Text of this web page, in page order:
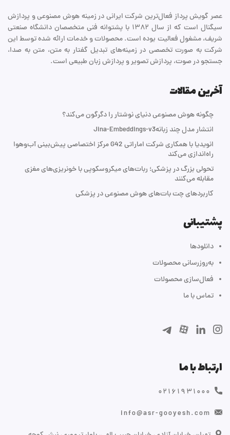
عصر گویش پرداز فعال‌ترین شرکت ایرانی در زمینه هوش مصنوعی و پردازش
سیگنال است که از سال ۱۳۸۲ با پشتوانه فنی متخصصان دانشگاه صنعتی
شریف، مشغول فعالیت بوده است. محصولات و خدمات ارائه شده توسط این
شرکت به صورت تخصصی در زمینه‌های تبدیل گفتار به متن، متن به صدا،
جستجو در صوت، پردازش تصویر و پردازش زبان طبیعی است.
آخرین مقالات
چگونه هوش مصنوعی دنیای نوشتار را دگرگون می‌کند؟
انتشار مدل چند زبانهJina-Embeddings-v3
انویدیا با همکاری شرکت اماراتی G42 مرکز اختصاصی پیش‌بینی آب‌و‌هوا
راه‌اندازی می‌کند
تحولی بزرگ در پزشکی؛ ربات‌های میکروسکوپی با خونریزی‌های مغزی
مقابله می‌کنند
کاربردهای چت بات‌های هوش مصنوعی در پزشکی
پشتیبانی
دانلودها
به‌روزرسانی محصولات
فعال‌سازی محصولات
تماس با ما
ارتباط با ما
۰۲۱۶۱۹۳۱۰۰۰
info@asr-gooyesh.com